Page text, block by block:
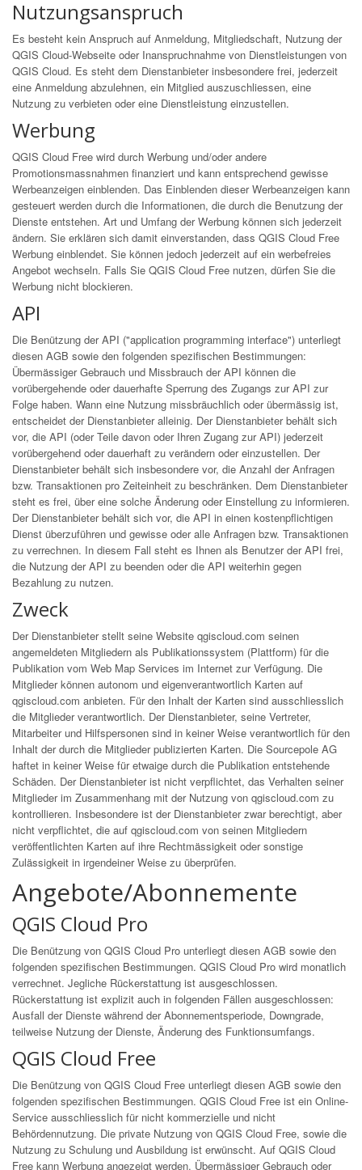
Nutzungsanspruch
Es besteht kein Anspruch auf Anmeldung, Mitgliedschaft, Nutzung der
QGIS Cloud-Webseite oder Inanspruchnahme von Dienstleistungen von
QGIS Cloud. Es steht dem Dienstanbieter insbesondere frei, jederzeit
eine Anmeldung abzulehnen, ein Mitglied auszuschliessen, eine
Nutzung zu verbieten oder eine Dienstleistung einzustellen.
Werbung
QGIS Cloud Free wird durch Werbung und/oder andere
Promotionsmassnahmen finanziert und kann entsprechend gewisse
Werbeanzeigen einblenden. Das Einblenden dieser Werbeanzeigen kann
gesteuert werden durch die Informationen, die durch die Benutzung der
Dienste entstehen. Art und Umfang der Werbung können sich jederzeit
ändern. Sie erklären sich damit einverstanden, dass QGIS Cloud Free
Werbung einblendet. Sie können jedoch jederzeit auf ein werbefreies
Angebot wechseln. Falls Sie QGIS Cloud Free nutzen, dürfen Sie die
Werbung nicht blockieren.
API
Die Benützung der API ("application programming interface") unterliegt
diesen AGB sowie den folgenden spezifischen Bestimmungen:
Übermässiger Gebrauch und Missbrauch der API können die
vorübergehende oder dauerhafte Sperrung des Zugangs zur API zur
Folge haben. Wann eine Nutzung missbräuchlich oder übermässig ist,
entscheidet der Dienstanbieter alleinig. Der Dienstanbieter behält sich
vor, die API (oder Teile davon oder Ihren Zugang zur API) jederzeit
vorübergehend oder dauerhaft zu verändern oder einzustellen. Der
Dienstanbieter behält sich insbesondere vor, die Anzahl der Anfragen
bzw. Transaktionen pro Zeiteinheit zu beschränken. Dem Dienstanbieter
steht es frei, über eine solche Änderung oder Einstellung zu informieren.
Der Dienstanbieter behält sich vor, die API in einen kostenpflichtigen
Dienst überzuführen und gewisse oder alle Anfragen bzw. Transaktionen
zu verrechnen. In diesem Fall steht es Ihnen als Benutzer der API frei,
die Nutzung der API zu beenden oder die API weiterhin gegen
Bezahlung zu nutzen.
Zweck
Der Dienstanbieter stellt seine Website qgiscloud.com seinen
angemeldeten Mitgliedern als Publikationssystem (Plattform) für die
Publikation vom Web Map Services im Internet zur Verfügung. Die
Mitglieder können autonom und eigenverantwortlich Karten auf
qgiscloud.com anbieten. Für den Inhalt der Karten sind ausschliesslich
die Mitglieder verantwortlich. Der Dienstanbieter, seine Vertreter,
Mitarbeiter und Hilfspersonen sind in keiner Weise verantwortlich für den
Inhalt der durch die Mitglieder publizierten Karten. Die Sourcepole AG
haftet in keiner Weise für etwaige durch die Publikation entstehende
Schäden. Der Dienstanbieter ist nicht verpflichtet, das Verhalten seiner
Mitglieder im Zusammenhang mit der Nutzung von qgiscloud.com zu
kontrollieren. Insbesondere ist der Dienstanbieter zwar berechtigt, aber
nicht verpflichtet, die auf qgiscloud.com von seinen Mitgliedern
veröffentlichten Karten auf ihre Rechtmässigkeit oder sonstige
Zulässigkeit in irgendeiner Weise zu überprüfen.
Angebote/Abonnemente
QGIS Cloud Pro
Die Benützung von QGIS Cloud Pro unterliegt diesen AGB sowie den
folgenden spezifischen Bestimmungen. QGIS Cloud Pro wird monatlich
verrechnet. Jegliche Rückerstattung ist ausgeschlossen.
Rückerstattung ist explizit auch in folgenden Fällen ausgeschlossen:
Ausfall der Dienste während der Abonnementsperiode, Downgrade,
teilweise Nutzung der Dienste, Änderung des Funktionsumfangs.
QGIS Cloud Free
Die Benützung von QGIS Cloud Free unterliegt diesen AGB sowie den
folgenden spezifischen Bestimmungen. QGIS Cloud Free ist ein Online-
Service ausschliesslich für nicht kommerzielle und nicht
Behördennutzung. Die private Nutzung von QGIS Cloud Free, sowie die
Nutzung zu Schulung und Ausbildung ist erwünscht. Auf QGIS Cloud
Free kann Werbung angezeigt werden. Übermässiger Gebrauch oder